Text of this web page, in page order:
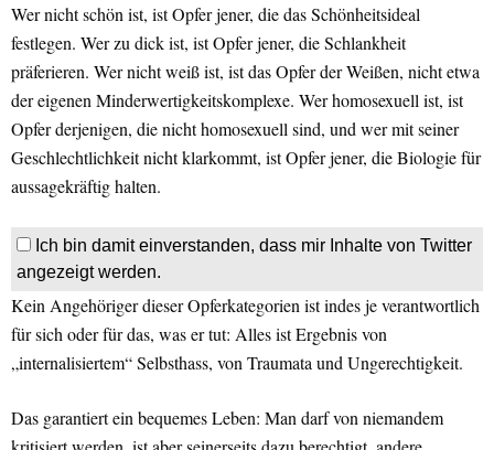
Wer nicht schön ist, ist Opfer jener, die das Schönheitsideal
festlegen. Wer zu dick ist, ist Opfer jener, die Schlankheit
präferieren. Wer nicht weiß ist, ist das Opfer der Weißen, nicht etwa
der eigenen Minderwertigkeitskomplexe. Wer homosexuell ist, ist
Opfer derjenigen, die nicht homosexuell sind, und wer mit seiner
Geschlechtlichkeit nicht klarkommt, ist Opfer jener, die Biologie für
aussagekräftig halten.
Ich bin damit einverstanden, dass mir Inhalte von Twitter
angezeigt werden.
Kein Angehöriger dieser Opferkategorien ist indes je verantwortlich
für sich oder für das, was er tut: Alles ist Ergebnis von
„internalisiertem“ Selbsthass, von Traumata und Ungerechtigkeit.
Das garantiert ein bequemes Leben: Man darf von niemandem